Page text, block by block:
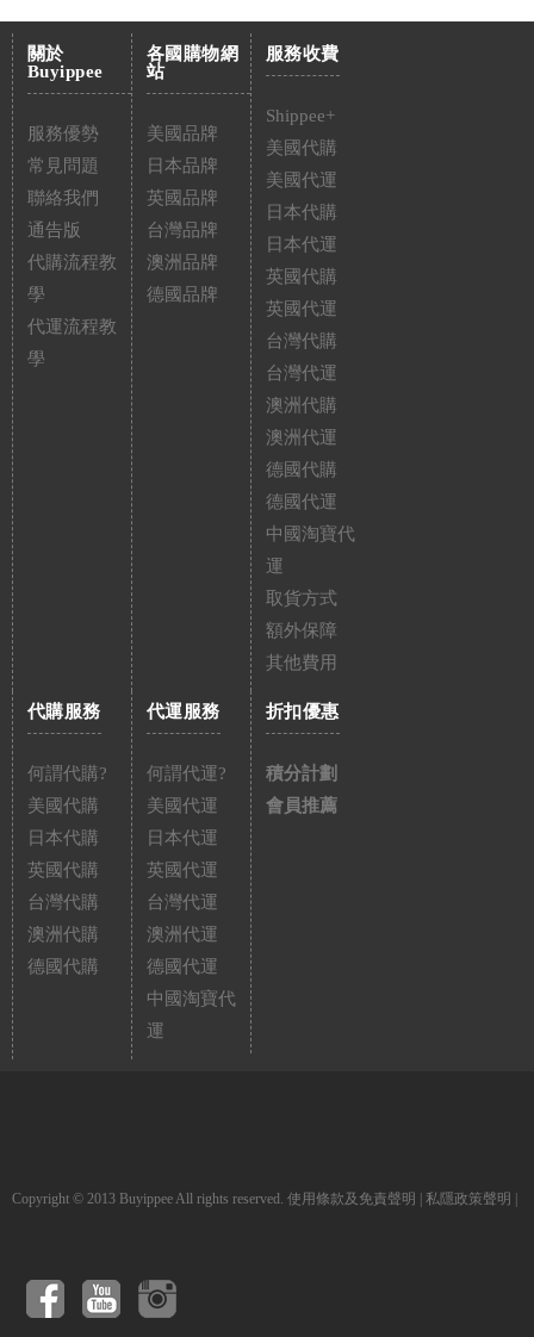
關於
Buyippee
服務優勢
常見問題
聯絡我們
通告版
代購流程教
學
代運流程教
學
各國購物網
站
美國品牌
日本品牌
英國品牌
台灣品牌
澳洲品牌
德國品牌
服務收費
Shippee+
美國代購
美國代運
日本代購
日本代運
英國代購
英國代運
台灣代購
台灣代運
澳洲代購
澳洲代運
德國代購
德國代運
中國淘寶代
運
取貨方式
額外保障
其他費用
代購服務
何謂代購?
美國代購
日本代購
英國代購
台灣代購
澳洲代購
德國代購
代運服務
何謂代運?
美國代運
日本代運
英國代運
台灣代運
澳洲代運
德國代運
中國淘寶代
運
折扣優惠
積分計劃
會員推薦
Copyright © 2013 Buyippee All rights reserved. 使用條款及免責聲明 私隱政策聲明